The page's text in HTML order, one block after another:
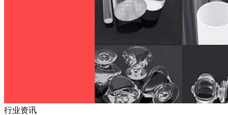
行业资讯